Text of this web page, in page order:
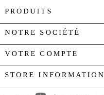
PRODUITS
NOTRE SOCIÉTÉ
VOTRE COMPTE
STORE INFORMATION